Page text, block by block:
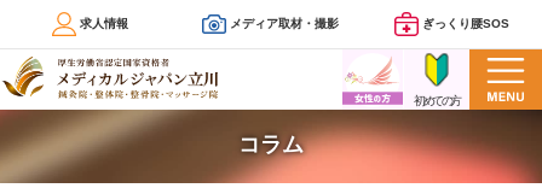
求人情報 メディア取材・撮影 ぎっくり腰SOS
コラム